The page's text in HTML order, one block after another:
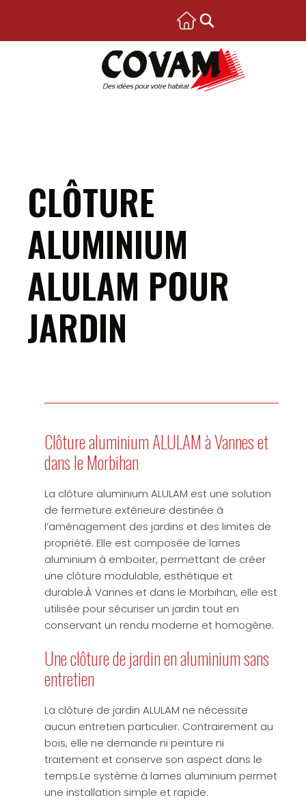
CLÔTURE
ALUMINIUM
ALULAM POUR
JARDIN
Clôture aluminium ALULAM à Vannes et
dans le Morbihan
La clôture aluminium ALULAM est une solution
de fermeture extérieure destinée à
l’aménagement des jardins et des limites de
propriété. Elle est composée de lames
aluminium à emboiter, permettant de créer
une clôture modulable, esthétique et
durable.À Vannes et dans le Morbihan, elle est
utilisée pour sécuriser un jardin tout en
conservant un rendu moderne et homogène.
Une clôture de jardin en aluminium sans
entretien
La clôture de jardin ALULAM ne nécessite
aucun entretien particulier. Contrairement au
bois, elle ne demande ni peinture ni
traitement et conserve son aspect dans le
temps.Le système à lames aluminium permet
une installation simple et rapide.